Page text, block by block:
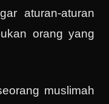
aturan-aturan
orang yang
muslimah